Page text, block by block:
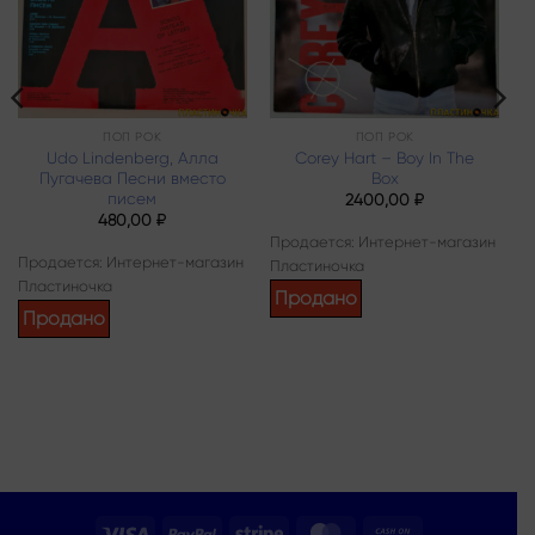
ПОП РОК
Udo Lindenberg, Алла
Пугачева Песни вместо
писем
480,00₽
Продается: Интернет-магазин
Пластиночка
Продано
ПОП РОК
Corey Hart – Boy In The
Box
2400,00₽
Продается: Интернет-магазин
Пластиночка
Продано